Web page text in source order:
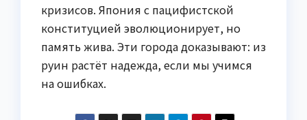
кризисов. Япония с пацифистской
конституцией эволюционирует, но
память жива. Эти города доказывают: из
руин растёт надежда, если мы учимся
на ошибках.